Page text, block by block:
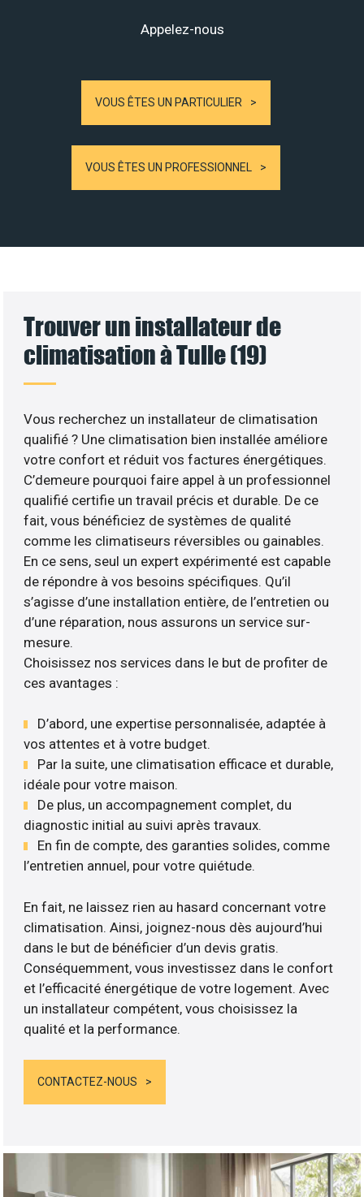
Appelez-nous
VOUS ÊTES UN PARTICULIER
VOUS ÊTES UN PROFESSIONNEL
Trouver un installateur de
climatisation à Tulle (19)
Vous recherchez un installateur de climatisation
qualifié ? Une climatisation bien installée améliore
votre confort et réduit vos factures énergétiques.
C’demeure pourquoi faire appel à un professionnel
qualifié certifie un travail précis et durable. De ce
fait, vous bénéficiez de systèmes de qualité
comme les climatiseurs réversibles ou gainables.
En ce sens, seul un expert expérimenté est capable
de répondre à vos besoins spécifiques. Qu’il
s’agisse d’une installation entière, de l’entretien ou
d’une réparation, nous assurons un service sur-
mesure.
Choisissez nos services dans le but de profiter de
ces avantages :
D’abord, une expertise personnalisée, adaptée à
vos attentes et à votre budget.
Par la suite, une climatisation efficace et durable,
idéale pour votre maison.
De plus, un accompagnement complet, du
diagnostic initial au suivi après travaux.
En fin de compte, des garanties solides, comme
l’entretien annuel, pour votre quiétude.
En fait, ne laissez rien au hasard concernant votre
climatisation. Ainsi, joignez-nous dès aujourd’hui
dans le but de bénéficier d’un devis gratis.
Conséquemment, vous investissez dans le confort
et l’efficacité énergétique de votre logement. Avec
un installateur compétent, vous choisissez la
qualité et la performance.
CONTACTEZ-NOUS